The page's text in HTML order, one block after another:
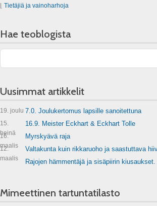
Tietäjiä ja vainoharhoja
Hae teoblogista
Uusimmat artikkelit
19. joulu 7.0. Joulukertomus lapsille sanoitettuna
15.
heinä
16.9. Meister Eckhart & Eckhart Tolle
16.
maalis
Myrskyävä raja
12.
maalis
Valtakunta kuin rikkaruoho ja saastuttava
Rajojen hämmentäjä ja sisäpiirin kiusaukset.
Mimeettinen tartuntatilasto